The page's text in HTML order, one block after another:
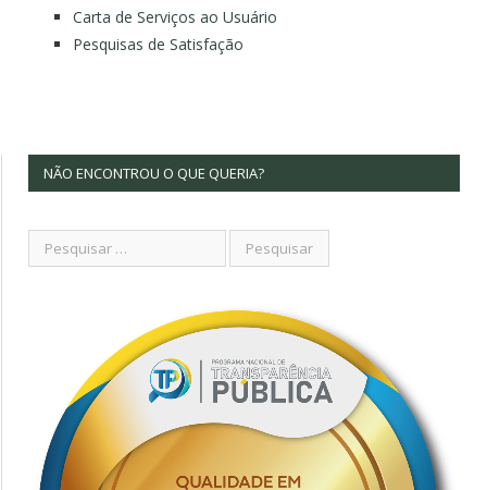
Carta de Serviços ao Usuário
Pesquisas de Satisfação
NÃO ENCONTROU O QUE QUERIA?